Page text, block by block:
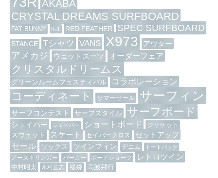
AKABA
CRYSTAL DREAMS SURFBOARD
FAT BUNNY K-1 RED FEATHER SPEC SURFBOARD
STANCE Tシャツ VANS X973 アウター
アメカジ ウェットスーツ オーダーフェア
クリスタルドリームス
グリーンルームフェスティバル コラボレーション
コーディネート サマーセール サーフィン
サーフコンテスト サーフスタイル サーフボード
シェイパー シェーパー ショートボード ジャケット
スウェット スケート セイバークロス セットアップ
セール ソックス ツインフィン デニム トートバッグ
ノーストリンガー パーカー ボードショーツ レトロツイン
中村昭太 木村正志 福袋 高波邦行